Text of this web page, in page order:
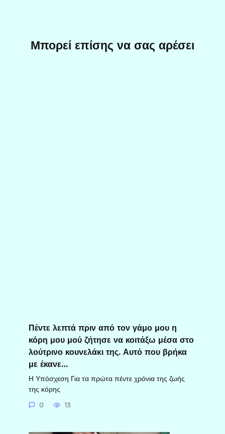
Μπορεί επίσης να σας αρέσει
Πέντε λεπτά πριν από τον γάμο μου η
κόρη μου μού ζήτησε να κοιτάξω μέσα στο
λούτρινο κουνελάκι της. Αυτό που βρήκα
με έκανε…
Η Υπόσχεση Για τα πρώτα πέντε χρόνια της ζωής
της κόρης
0 13